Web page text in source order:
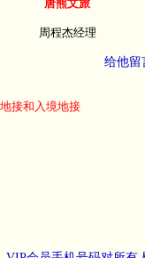
唐熊文旅
周程杰经理
给他留
接和入境地接